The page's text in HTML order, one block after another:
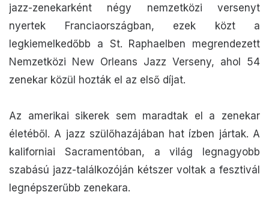
jazz-zenekarként négy nemzetközi versenyt
nyertek Franciaországban, ezek közt a
legkiemelkedőbb a St. Raphaelben megrendezett
Nemzetközi New Orleans Jazz Verseny, ahol 54
zenekar közül hozták el az első díjat.
Az amerikai sikerek sem maradtak el a zenekar
életéből. A jazz szülőhazájában hat ízben jártak. A
kaliforniai Sacramentóban, a világ legnagyobb
szabású jazz-találkozóján kétszer voltak a fesztivál
legnépszerűbb zenekara.